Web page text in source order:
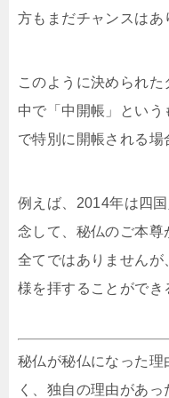
方もまだチャンスはあ
このように決められ
中で「中開帳」とい
で特別に開帳される場
例えば、2014年は四
念して、秘仏のご本尊
全てではありませんが
様を拝することができ
秘仏が秘仏になった理
く、独自の理由があ